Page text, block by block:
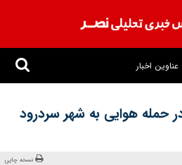
عناوین اخبار
مصدوم در حمله هوایی به شهر سردرود
نسخه چاپی